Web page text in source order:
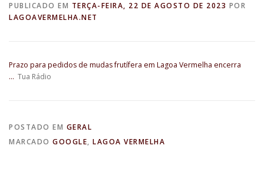
PUBLICADO EM TERÇA-FEIRA, 22 DE AGOSTO DE 2023 POR
LAGOAVERMELHA.NET
Prazo para pedidos de mudas frutífera em Lagoa Vermelha encerra
… Tua Rádio
POSTADO EM GERAL
MARCADO GOOGLE, LAGOA VERMELHA